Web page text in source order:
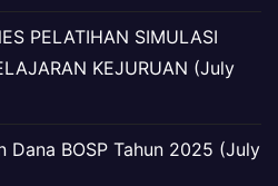
PELATIHAN SIMULASI
KEJURUAN (July
Dana BOSP Tahun 2025 (July